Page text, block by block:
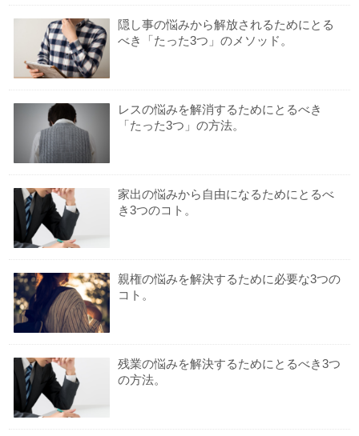
隠し事の悩みから解放されるためにとる
べき「たった3つ」のメソッド。
レスの悩みを解消するためにとるべき
「たった3つ」の方法。
家出の悩みから自由になるためにとるべ
き3つのコト。
親権の悩みを解決するために必要な3つの
コト。
残業の悩みを解決するためにとるべき3つ
の方法。